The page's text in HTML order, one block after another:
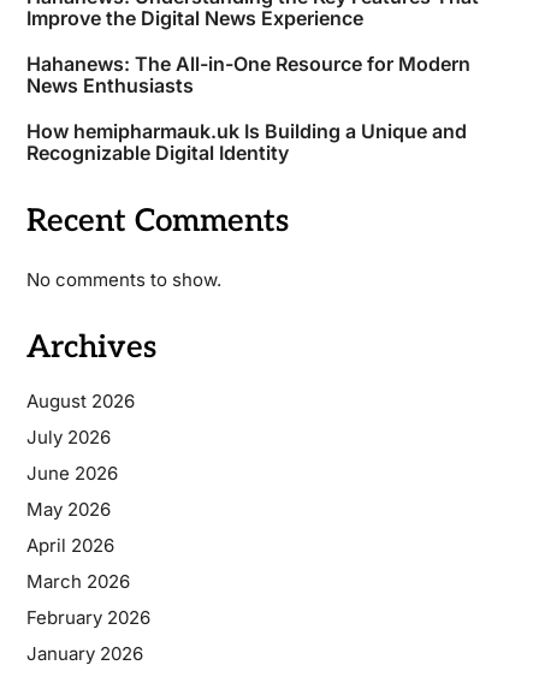
Improve the Digital News Experience
Hahanews: The All-in-One Resource for Modern
News Enthusiasts
How hemipharmauk.uk Is Building a Unique and
Recognizable Digital Identity
Recent Comments
No comments to show.
Archives
August 2026
July 2026
June 2026
May 2026
April 2026
March 2026
February 2026
January 2026